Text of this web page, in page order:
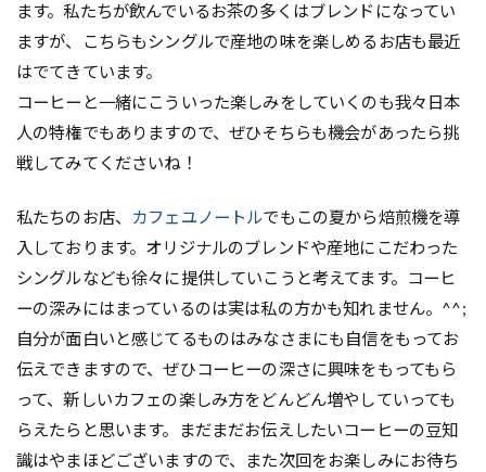
ます。私たちが飲んでいるお茶の多くはブレンドになってい
ますが、こちらもシングルで産地の味を楽しめるお店も最近
はでてきています。
コーヒーと一緒にこういった楽しみをしていくのも我々日本
人の特権でもありますので、ぜひそちらも機会があったら挑
戦してみてくださいね！
私たちのお店、 カフェユノートルでもこの夏から焙煎機を導
入しております。オリジナルのブレンドや産地にこだわった
シングルなども徐々に提供していこうと考えてます。コーヒ
ーの深みにはまっているのは実は私の方かも知れません。^^;
自分が面白いと感じてるものはみなさまにも自信をもってお
伝えできますので、ぜひコーヒーの深さに興味をもってもら
って、新しいカフェの楽しみ方をどんどん増やしていっても
らえたらと思います。まだまだお伝えしたいコーヒーの豆知
識はやまほどございますので、また次回をお楽しみにお待ち